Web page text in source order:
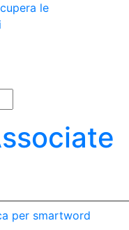
le
per smartword